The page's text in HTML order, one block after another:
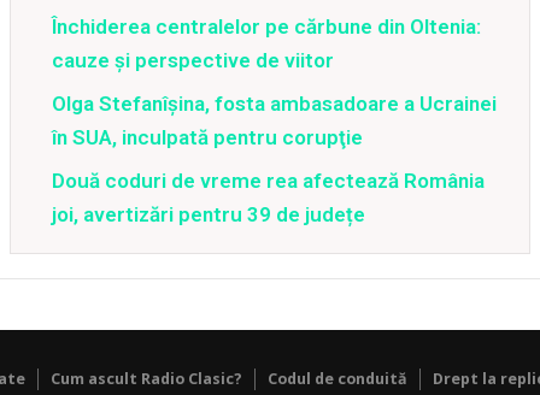
Închiderea centralelor pe cărbune din Oltenia:
cauze și perspective de viitor
Olga Stefanîşina, fosta ambasadoare a Ucrainei
în SUA, inculpată pentru corupţie
Două coduri de vreme rea afectează România
joi, avertizări pentru 39 de județe
Cum ascult Radio Clasic? Codul de conduită Drept la